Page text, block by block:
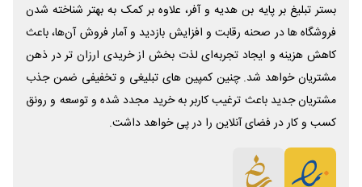
بستر تبلیغ بر پایه بن هدیه و آفر، علاوه بر کمک به بهتر شناخته شدن
فروشگاه ها در صحنه رقابت و افزایش بازدید و آمار فروش آن‌ها، باعث
کاهش هزینه و ایجاد تجربه‌ای لذت بخش از خریدی ارزان تر در ذهن
مشتریان خواهد شد. چنین کمپین های تبلیغی و تخفیفی ضمن جذب
مشتریان جدید باعث ترغیب کاربر به خرید مجدد شده و توسعه و رونق
کسب و کار در فضای آنلاین را در پی خواهد داشت.